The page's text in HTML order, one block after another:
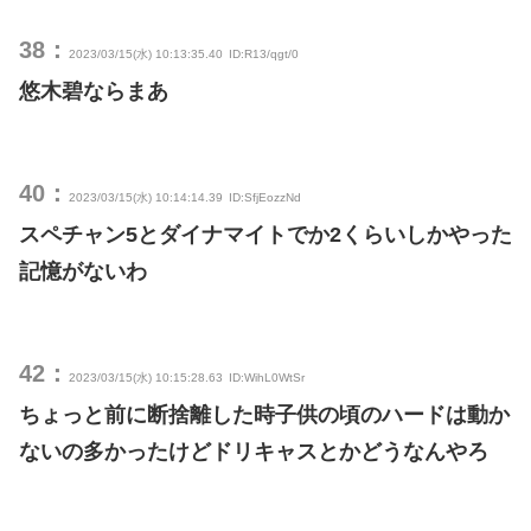
38： 2023/03/15(水) 10:13:35.40 ID:R13/qgt/0
悠木碧ならまあ
40： 2023/03/15(水) 10:14:14.39 ID:SfjEozzNd
スペチャン5とダイナマイトでか2くらいしかやった
記憶がないわ
42： 2023/03/15(水) 10:15:28.63 ID:WihL0WtSr
ちょっと前に断捨離した時子供の頃のハードは動か
ないの多かったけどドリキャスとかどうなんやろ